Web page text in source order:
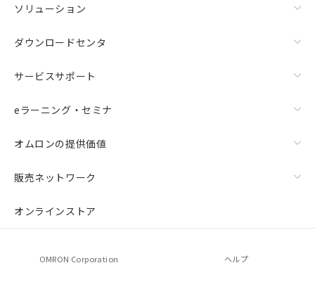
ソリューション
ダウンロードセンタ
サービスサポート
eラーニング・セミナ
オムロンの提供価値
販売ネットワーク
オンラインストア
OMRON Corporation ヘルプ